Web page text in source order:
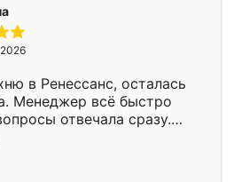
в Ренессанс, осталась
Менеджер всё быстро
отвечала сразу.
в субботу, подошёл к
Собрали
аккуратно, даже